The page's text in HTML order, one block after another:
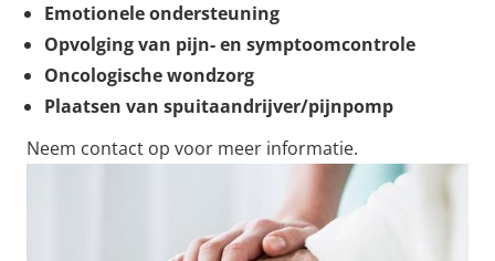
Emotionele ondersteuning
Opvolging van pijn- en symptoomcontrole
Oncologische wondzorg
Plaatsen van spuitaandrijver/pijnpomp
Neem contact op voor meer informatie.